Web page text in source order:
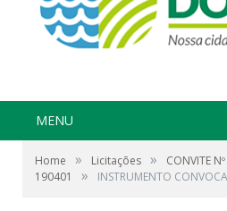
MENU
Home » Licitações »
CONVITE
190401
» INSTRUMENTO